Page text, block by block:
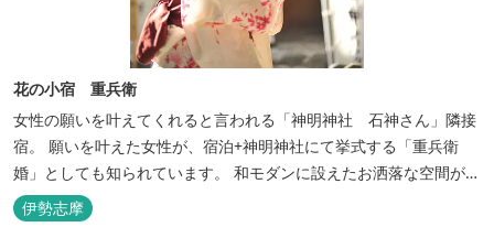
花の小宿 重兵衛
女性の願いを叶えてくれると言われる「神明神社 石神さん」隣接
宿。 願いを叶えた女性が、宿泊+神明神社にて挙式する「重兵衛
婚」としても知られています。 和モダンに設えたお洒落な空間が女
性に人気。
伊勢志摩